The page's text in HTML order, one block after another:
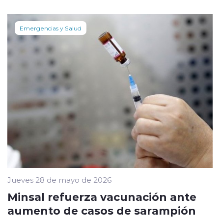
Emergencias y Salud
Jueves 28 de mayo de 2026
Minsal refuerza vacunación ante
aumento de casos de sarampión